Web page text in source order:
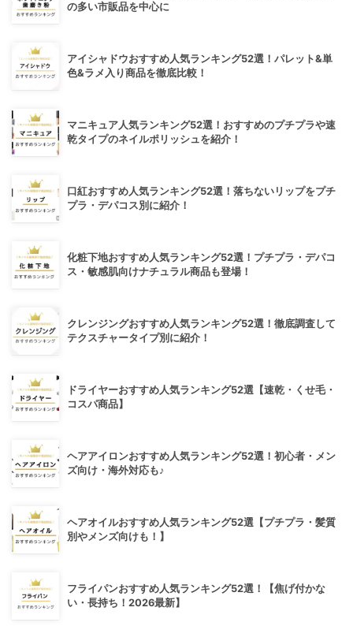
の多い市販品を中心に
アイシャドウおすすめ人気ランキング52選！パレット&単
色&ラメ入り商品を徹底比較！
マニキュア人気ランキング52選！おすすめのプチプラや速
乾タイプのネイルポリッシュを紹介！
口紅おすすめ人気ランキング52選！落ちないリップをプチ
プラ・デパコス別に紹介！
化粧下地おすすめ人気ランキング52選！プチプラ・デパコ
ス・敏感肌向けナチュラル商品も登場！
クレンジングおすすめ人気ランキング52選！徹底調査して
テクスチャータイプ別に紹介！
ドライヤーおすすめ人気ランキング52選【速乾・くせ毛・
コスパ商品】
ヘアアイロンおすすめ人気ランキング52選！初心者・メン
ズ向け・海外対応も♪
ヘアオイルおすすめ人気ランキング52選【プチプラ・髪質
別やメンズ向けも！】
フライパンおすすめ人気ランキング52選！【焦げ付かな
い・長持ち！2026最新】